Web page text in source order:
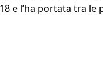
e l’ha portata tra le